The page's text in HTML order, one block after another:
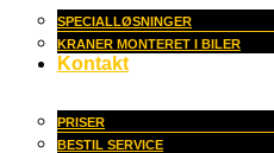
SPECIALLØSNINGER
KRANER MONTERET I BILER
Kontakt
PRISER
BESTIL SERVICE